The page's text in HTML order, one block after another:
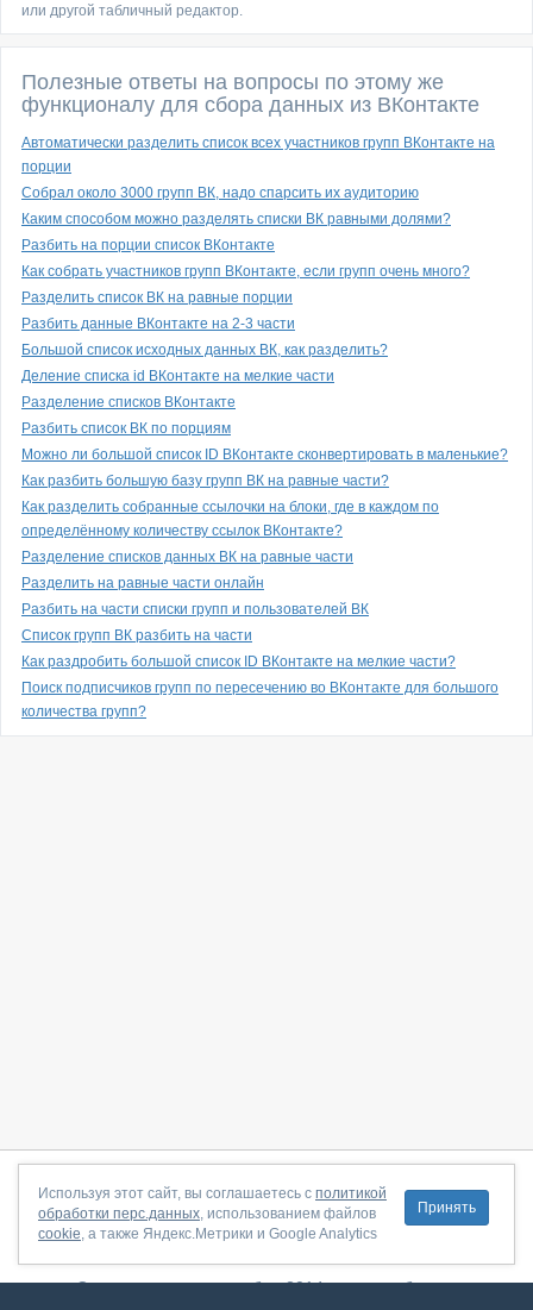
или другой табличный редактор.
Полезные ответы на вопросы по этому же
функционалу для сбора данных из ВКонтакте
Автоматически разделить список всех участников групп ВКонтакте на
порции
Собрал около 3000 групп ВК, надо спарсить их аудиторию
Каким способом можно разделять списки ВК равными долями?
Разбить на порции список ВКонтакте
Как собрать участников групп ВКонтакте, если групп очень много?
Разделить список ВК на равные порции
Разбить данные ВКонтакте на 2-3 части
Большой список исходных данных ВК, как разделить?
Деление списка id ВКонтакте на мелкие части
Разделение списков ВКонтакте
Разбить список ВК по порциям
Можно ли большой список ID ВКонтакте сконвертировать в маленькие?
Как разбить большую базу групп ВК на равные части?
Как разделить собранные ссылочки на блоки, где в каждом по
определённому количеству ссылок ВКонтакте?
Разделение списков данных ВК на равные части
Разделить на равные части онлайн
Разбить на части списки групп и пользователей ВК
Список групп ВК разбить на части
Как раздробить большой список ID ВКонтакте на мелкие части?
Поиск подписчиков групп по пересечению во ВКонтакте для большого
количества групп?
О сайте|С чего начать|Контакты|Партнёрская программа
Договор-оферта|Политика конфиденциальности
Правила пользования
Сервис запущен в ноябре 2014, свежее обновление от
Принять
Используя этот сайт, вы соглашаетесь с политикой
обработки перс.данных, использованием файлов
cookie, а также Яндекс.Метрики и Google Analytics